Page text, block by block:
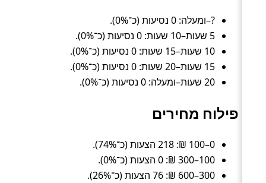
?–ומעלה: 0 נסיעות (כ־0%).
5 שעות–10 שעות: 0 נסיעות (כ־0%).
10 שעות–15 שעות: 0 נסיעות (כ־0%).
15 שעות–20 שעות: 0 נסיעות (כ־0%).
20 שעות–ומעלה: 0 נסיעות (כ־0%).
פילוח מחירים
0–100 ₪: 218 הצעות (כ־74%).
100–300 ₪: 0 הצעות (כ־0%).
300–600 ₪: 76 הצעות (כ־26%).